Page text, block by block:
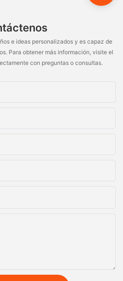
e ideas personalizados y es capaz de
Para obtener más información, visite el
con preguntas o consultas.